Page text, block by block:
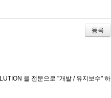
을 전문으로 "개발 / 유지보수" 하